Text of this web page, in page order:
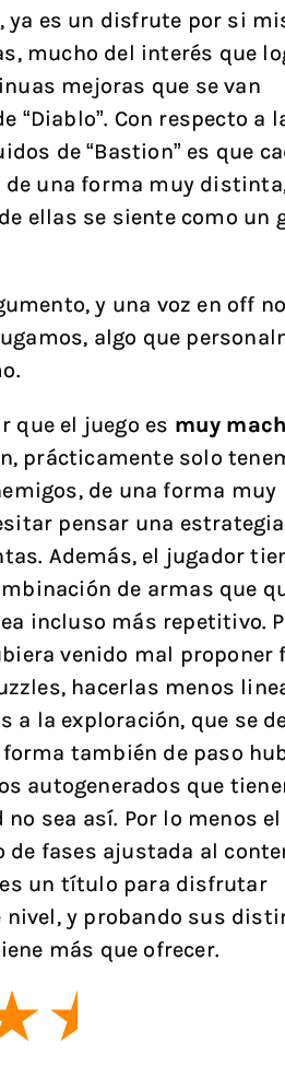
ya es un disfrute por si
mucho del interés que
mejoras que se van
“Diablo”. Con respecto a
de “Bastion” es que
una forma muy
ellas se siente como un
y una voz en off
algo que
que el juego es muy
prácticamente solo
de una forma muy
pensar una
Además, el jugador
de armas que
incluso más repetitivo.
venido mal proponer
hacerlas menos
a la exploración, que se
también de paso
autogenerados que
sea así. Por lo menos
de fases ajustada al
es un título para disfrutar
nivel, y probando sus
más que ofrecer.